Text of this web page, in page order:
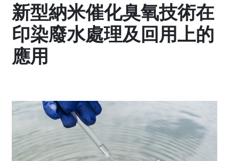
新型納米催化臭氧技術在
印染廢水處理及回用上的
應用